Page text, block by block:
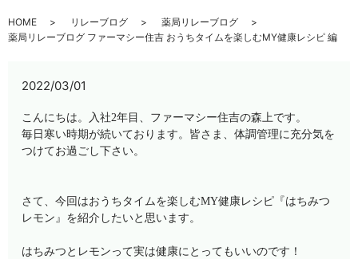
HOME リレーブログ
薬局リレーブログ
薬局リレーブログ ファーマシー住吉 おうちタイムを楽しむMY健康レシピ 編
2022/03/01
こんにちは。入社2年目、ファーマシー住吉の森上です。
毎日寒い時期が続いております。皆さま、体調管理に充分気を
つけてお過ごし下さい。
さて、今回はおうちタイムを楽しむMY健康レシピ『はちみつ
レモン』を紹介したいと思います。
はちみつとレモンって実は健康にとってもいいのです！